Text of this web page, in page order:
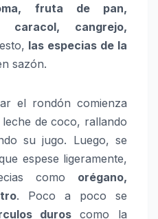
fruta de pan,
caracol, cangrejo,
las especias de la
sazón.
el rondón comienza
de coco, rallando
su jugo. Luego, se
espese ligeramente,
como orégano,
. Poco a poco se
duroscomo la